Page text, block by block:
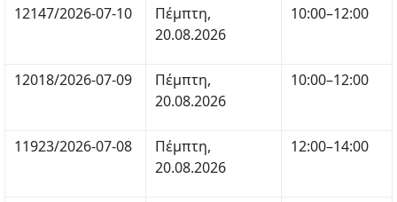
12147/2026-07-10
Πέμπτη,
20.08.2026
10:00–12:00
12018/2026-07-09
Πέμπτη,
20.08.2026
10:00–12:00
11923/2026-07-08
Πέμπτη,
20.08.2026
12:00–14:00